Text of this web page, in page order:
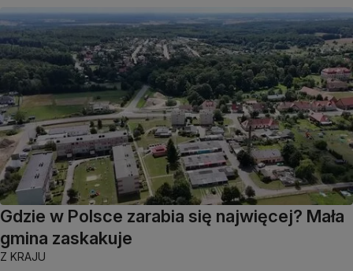
Gdzie w Polsce zarabia się najwięcej? Mała
gmina zaskakuje
Z KRAJU